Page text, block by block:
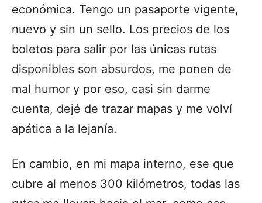
económica. Tengo un pasaporte vigente,
nuevo y sin un sello. Los precios de los
boletos para salir por las únicas rutas
disponibles son absurdos, me ponen de
mal humor y por eso, casi sin darme
cuenta, dejé de trazar mapas y me volví
apática a la lejanía.
En cambio, en mi mapa interno, ese que
cubre al menos 300 kilómetros, todas las